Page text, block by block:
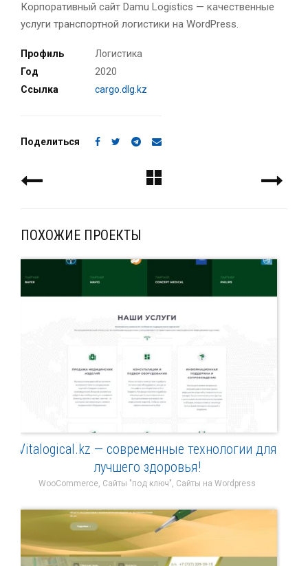
Корпоративный сайт Damu Logistics — качественные
услуги транспортной логистики на WordPress.
Профиль
Логистика
Год
2020
Ссылка
cargo.dlg.kz
Поделиться
ПОХОЖИЕ ПРОЕКТЫ
Vitalogical.kz — cовременные технологии для
лучшего здоровья!
WooCommerce, Сайты "под ключ", Сайты на Wordpress